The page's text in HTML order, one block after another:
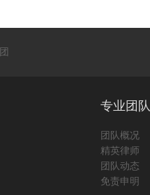
专业团队
团队概况
精英律师
团队动态
免责申明